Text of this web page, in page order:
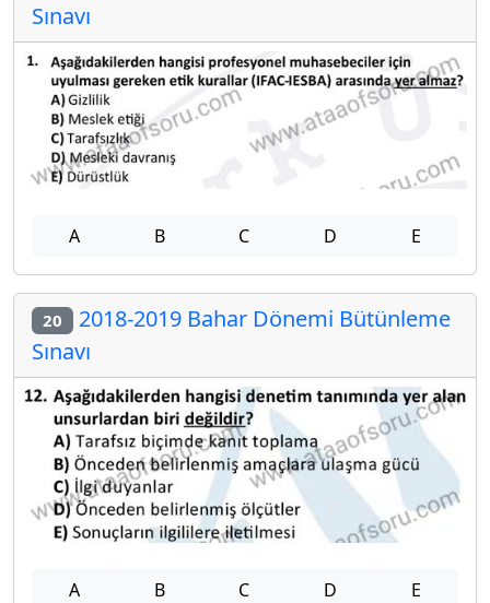
Sınavı
A B C D E
20 2018-2019 Bahar Dönemi Bütünleme
Sınavı
A B C D E